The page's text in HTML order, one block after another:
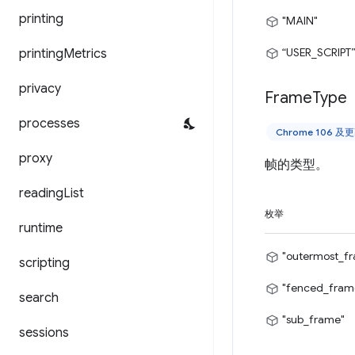
printing
printingMetrics
privacy
processes
proxy
readingList
runtime
scripting
search
sessions
"MAIN"
“USER_SCRIPT”
FrameType
Chrome 106 及
帧的类型。
枚举
"sub_frame"